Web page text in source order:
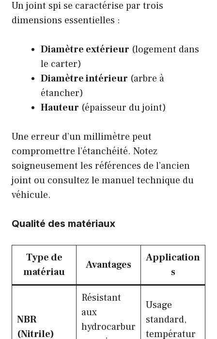
Un joint spi se caractérise par trois
dimensions essentielles :
Diamètre extérieur (logement dans
le carter)
Diamètre intérieur (arbre à
étancher)
Hauteur (épaisseur du joint)
Une erreur d’un millimètre peut
compromettre l’étanchéité. Notez
soigneusement les références de l’ancien
joint ou consultez le manuel technique du
véhicule.
Qualité des matériaux
Type de
matériau
Avantages
Application
s
NBR
(Nitrile)
Résistant
aux
hydrocarbur
Usage
standard,
températur